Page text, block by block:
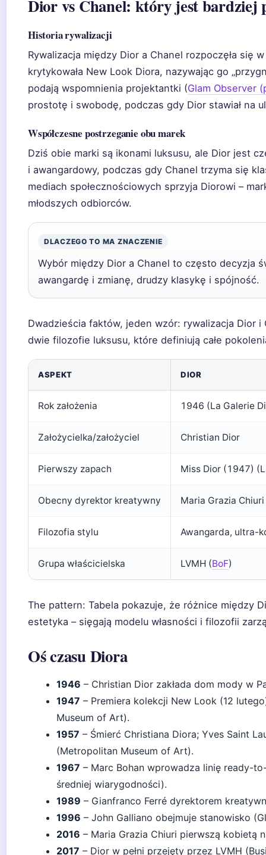
Dior vs Chanel: który jest bardziej
Historia rywalizacji
Rywalizacja między Dior a Chanel rozpoczęła się
krytykowała New Look Diora, nazywając go
podają wspomnienia projektantki (Glam Observer
prostotę i swobodę, podczas gdy Dior stawiał na
Współczesne postrzeganie obu marek
Dziś obie marki są ikonami luksusu, ale Dior jest
i awangardowy, podczas gdy Chanel trzyma się
mediach społecznościowych sprzyja Diorowi –
młodszych odbiorców.
DLACZEGO TO MA ZNACZENIE
Wybór między Dior a Chanel to często decyzja
awangardę i zmianę, drudzy klasykę i spójność.
Dwadzieścia faktów, jeden wzór: rywalizacja Dior
dwie filozofie luksusu, które definiują całe
ASPEKT DIOR
Rok założenia 1946 (La Galerie
Założycielka/założyciel Christian Dior
Pierwszy zapach Miss Dior (1947)
Obecny dyrektor kreatywny Maria Grazia
Filozofia stylu Awangarda, ultra-
Grupa właścicielska LVMH (BoF)
The pattern: Tabela pokazuje, że różnice między
estetyka – sięgają modelu własności i filozofii
Oś czasu Diora
1946 – Christian Dior zakłada dom mody w
1947 – Premiera kolekcji New Look (12
Museum of Art).
1957 – Śmierć Christiana Diora; Yves Saint
(Metropolitan Museum of Art).
1967 – Marc Bohan wprowadza linię ready-
średniej wiarygodności).
1989 – Gianfranco Ferré dyrektorem
1996 – John Galliano obejmuje stanowisko
2016 – Maria Grazia Chiuri pierwszą kobietą
2017 – Dior w pełni przejęty przez LVMH